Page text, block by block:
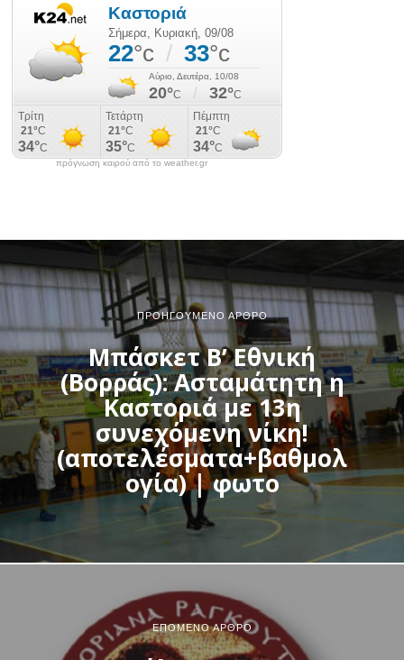
πρόγνωση καιρού από το weather.gr
ΠΡΟΗΓΟΎΜΕΝΟ ΆΡΘΡΟ
Μπάσκετ Β’ Εθνική
(Βορράς): Ασταμάτητη η
Καστοριά με 13η
συνεχόμενη νίκη!
(αποτελέσματα+βαθμολ
ογία) | φωτο
ΕΠΌΜΕΝΟ ΆΡΘΡΟ